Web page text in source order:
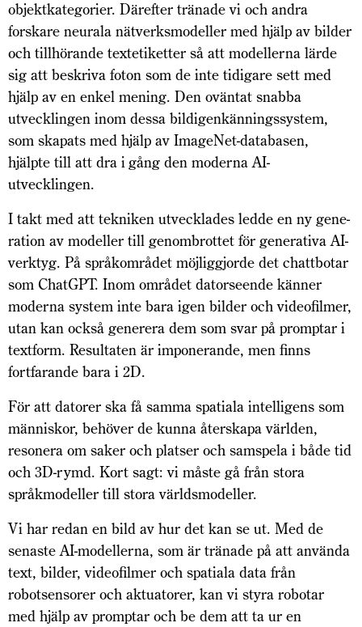
objektkategorier. Därefter tränade vi och andra
forskare neurala nätverksmodeller med hjälp av bilder
och tillhörande textetiketter så att modellerna lärde
sig att beskriva foton som de inte tidigare sett med
hjälp av en enkel mening. Den oväntat snabba
utvecklingen inom dessa bildigenkänningssystem,
som skapats med hjälp av ImageNet-databasen,
hjälpte till att dra i gång den moderna AI-
utvecklingen.
I takt med att tekniken utvecklades ledde en ny gene­
ration av modeller till genom­brottet för generativa AI-
verktyg. På språkområdet möjliggjorde det chattbotar
som ChatGPT. Inom området datorseende känner
moderna system inte bara igen bilder och videofilmer,
utan kan också generera dem som svar på promptar i
textform. Resultaten är imponerande, men finns
fortfarande bara i 2D.
För att datorer ska få samma spatiala intelligens som
människor, behöver de kunna återskapa världen,
resonera om saker och platser och samspela i både tid
och 3D-rymd. Kort sagt: vi måste gå från stora
språkmodeller till stora världsmodeller.
Vi har redan en bild av hur det kan se ut. Med de
senaste AI-modellerna, som är tränade på att använda
text, bilder, videofilmer och spatiala data från
robotsensorer och aktuatorer, kan vi styra robotar
med hjälp av promptar och be dem att ta ur en